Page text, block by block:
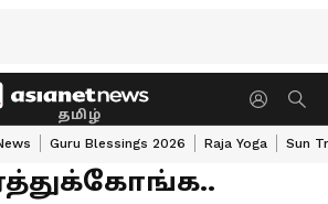
தமிழ்
Guru Blessings 2026 Raja Yoga Sun